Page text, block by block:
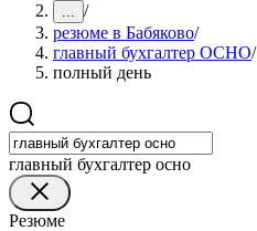
... /
резюме в Бабяково/
главный бухгалтер ОСНО/
полный день
главный бухгалтер осно
Резюме